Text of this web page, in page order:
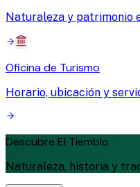
Naturaleza y patrimonio
Oficina de Turismo
Horario, ubicación y
Descubre El Tiemblo
Naturaleza, historia y